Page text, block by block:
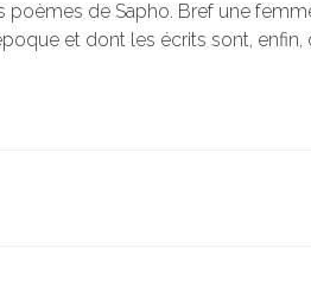
poèmes de Sapho. Bref une
et dont les écrits sont, enfin,